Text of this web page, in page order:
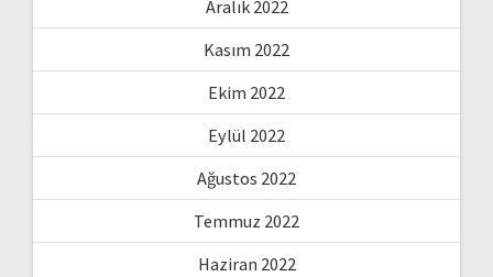
Aralık 2022
Kasım 2022
Ekim 2022
Eylül 2022
Ağustos 2022
Temmuz 2022
Haziran 2022